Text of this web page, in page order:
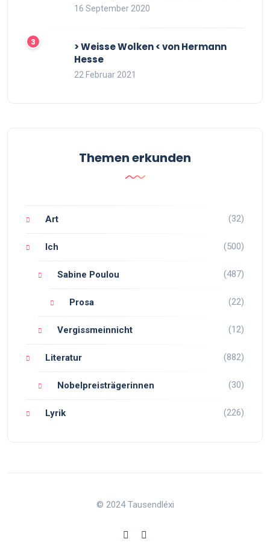
16 September 2020
> Weisse Wolken < von Hermann
Hesse
22 Februar 2021
Themen erkunden
Art (32)
Ich (500)
Sabine Poulou (487)
Prosa (22)
Vergissmeinnicht (12)
Literatur (882)
Nobelpreisträgerinnen (30)
Lyrik (226)
© 2024 Tausendléxi